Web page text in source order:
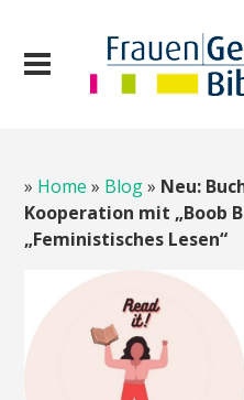
» Home » Blog» Neu:
Kooperation mit „Boob
„Feministisches Lesen“